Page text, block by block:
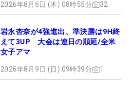
2026年8月6日 (木) 08時55分 32
岩永杏奈が4強進出、準決勝は9H終
えて3UP 大会は連日の順延/全米
女子アマ
2026年8月9日 (日) 09時39分 1